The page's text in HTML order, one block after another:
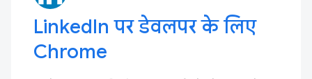
LinkedIn पर डेवलपर के लिए
Chrome